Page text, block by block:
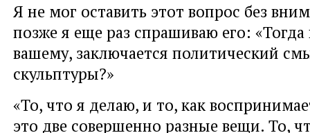
Я не мог оставить этот вопрос без
позже я еще раз спрашиваю его:
вашему, заключается политический
скульптуры?»
«То, что я делаю, и то, как
это две совершенно разные вещи. То,